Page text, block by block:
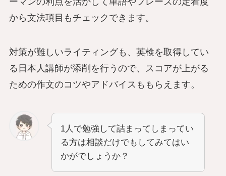
から文法項目もチェックできます。
対策が難しいライティングも、英検を取得してい
る日本人講師が添削を行うので、スコアが上がる
ための作文のコツやアドバイスももらえます。
1人で勉強して詰まってしまってい
る方は相談だけでもしてみてはい
かがでしょうか？